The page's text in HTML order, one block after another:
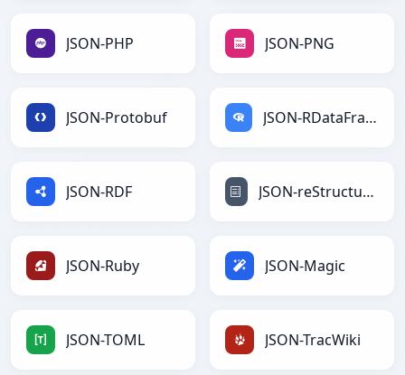
JSON-PHP JSON-PNG
JSON-Protobuf JSON-RDataFrame
JSON-RDF JSON-reStructuredText
JSON-Ruby JSON-Magic
JSON-TOML JSON-TracWiki